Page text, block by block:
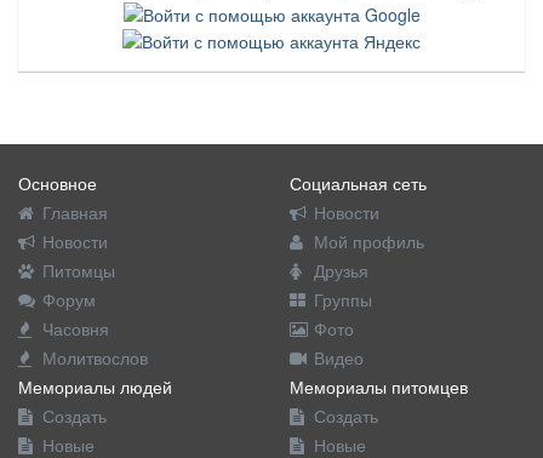
Основное
Главная
Новости
Питомцы
Форум
Часовня
Молитвослов
Социальная сеть
Новости
Мой профиль
Друзья
Группы
Фото
Видео
Мемориалы людей
Создать
Новые
Мемориалы питомцев
Создать
Новые